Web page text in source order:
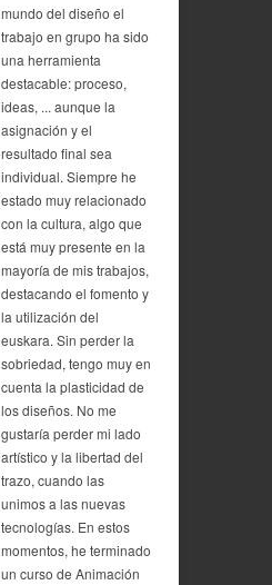
mundo del diseño el
trabajo en grupo ha sido
una herramienta
destacable: proceso,
ideas, ... aunque la
asignación y el
resultado final sea
individual. Siempre he
estado muy relacionado
con la cultura, algo que
está muy presente en la
mayoría de mis trabajos,
destacando el fomento y
la utilización del
euskara. Sin perder la
sobriedad, tengo muy en
cuenta la plasticidad de
los diseños. No me
gustaría perder mi lado
artístico y la libertad del
trazo, cuando las
unimos a las nuevas
tecnologías. En estos
momentos, he terminado
un curso de Animación